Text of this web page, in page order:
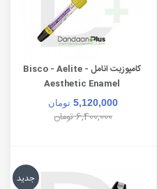
کامپوزیت انامل - Bisco - Aelite
Aesthetic Enamel
5,120,000 تومان
6,400,000تومان
جدید